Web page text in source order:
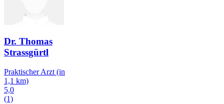
Dr. Thomas
Strassgürtl
Praktischer Arzt (in
1,1 km)
5,0
(1)